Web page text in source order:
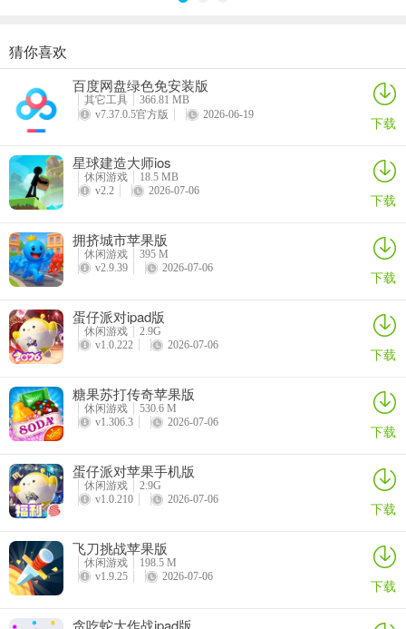
月兔漫游苹果版
详情
人力资源机器ios版
详情
宠物拯救传奇苹果版(Pet Rescue Saga)
鹅鸭杀苹果版
猜你喜欢
百度网盘绿色免安装版
其它工具
366.81 MB
v7.37.0.5官方版
2026-06-19 下载
星球建造大师ios
休闲游戏
18.5 MB
v2.2
2026-07-06 下载
拥挤城市苹果版
休闲游戏
395 M
v2.9.39
2026-07-06 下载
蛋仔派对ipad版
休闲游戏
2.9G
v1.0.222
2026-07-06 下载
糖果苏打传奇苹果版
休闲游戏
530.6 M
v1.306.3
2026-07-06 下载
蛋仔派对苹果手机版
休闲游戏
2.9G
v1.0.210
2026-07-06 下载
飞刀挑战苹果版
休闲游戏
198.5 M
v1.9.25
2026-07-06 下载